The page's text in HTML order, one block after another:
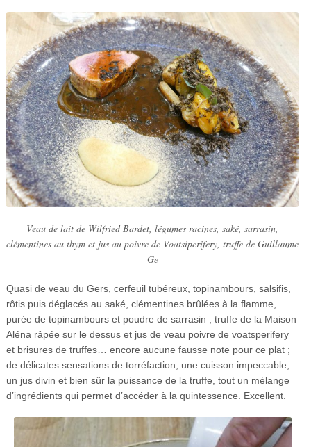
Veau de lait de Wilfried Bardet, légumes racines, saké, sarrasin,
clémentines au thym et jus au poivre de Voatsiperifery, truffe de Guillaume
Ge
Quasi de veau du Gers, cerfeuil tubéreux, topinambours, salsifis,
rôtis puis déglacés au saké, clémentines brûlées à la flamme,
purée de topinambours et poudre de sarrasin ; truffe de la Maison
Aléna râpée sur le dessus et jus de veau poivre de voatsperifery
et brisures de truffes… encore aucune fausse note pour ce plat ;
de délicates sensations de torréfaction, une cuisson impeccable,
un jus divin et bien sûr la puissance de la truffe, tout un mélange
d’ingrédients qui permet d’accéder à la quintessence. Excellent.